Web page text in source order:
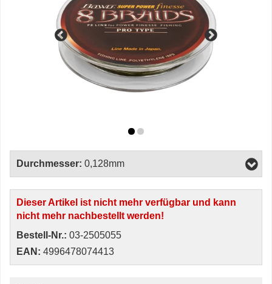
Durchmesser: 0,128mm
Dieser Artikel ist nicht mehr verfügbar und kann
nicht mehr nachbestellt werden!
Bestell-Nr.: 03-2505055
EAN: 4996478074413